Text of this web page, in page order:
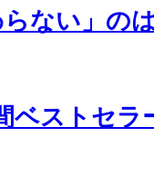
らない」の
ベストセラ